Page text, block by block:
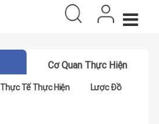
Cơ Quan Thực Hiện
Thực Tế Thực Hiện Lược Đồ